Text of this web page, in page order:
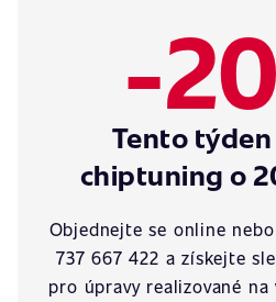
-
Tento týden
chiptuning o
Objednejte se online
737 667 422 a získejte
pro úpravy realizované na